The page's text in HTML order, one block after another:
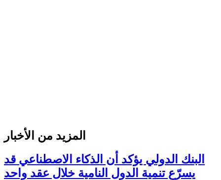
المزيد من الأخبار
البنك الدولي يؤكد أن الذكاء الاصطناعي قد
يسرّع تنمية الدول النامية خلال عقد واحد